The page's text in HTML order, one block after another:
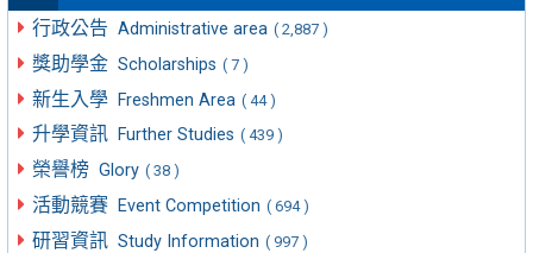
行政公告 Administrative area ( 2,887 )
獎助學金 Scholarships ( 7 )
新生入學 Freshmen Area ( 44 )
升學資訊 Further Studies ( 439 )
榮譽榜 Glory ( 38 )
活動競賽 Event Competition ( 694 )
研習資訊 Study Information ( 997 )